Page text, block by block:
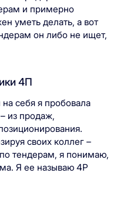
и примерно
уметь делать, а вот
он либо не ищет,
4П
себя я пробовала
из продаж,
своих коллег –
тендерам, я понимаю,
Я ее называю 4P